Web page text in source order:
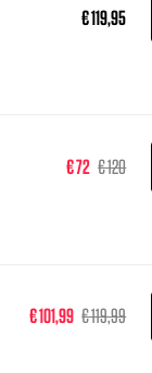
€ 119,95
€ 72 € 120
€ 101,99 € 119,99